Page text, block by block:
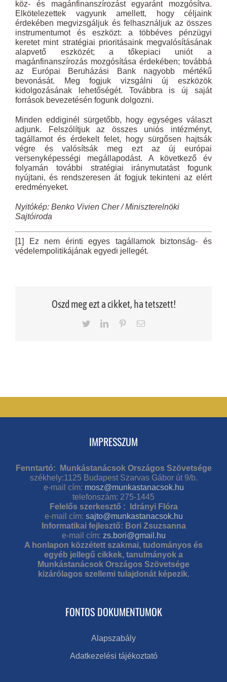
köz- és magánfinanszírozást egyaránt mozgósítva.
Elkötelezettek vagyunk amellett, hogy céljaink
érdekében megvizsgáljuk és felhasználjuk az összes
instrumentumot és eszközt: a többéves pénzügyi
keretet mint stratégiai prioritásaink megvalósításának
alapvető eszközét; a tőkepiaci uniót a
magánfinanszírozás mozgósítása érdekében; továbbá
az Európai Beruházási Bank nagyobb mértékű
bevonását. Meg fogjuk vizsgálni új eszközök
kidolgozásának lehetőségét. Továbbra is új saját
források bevezetésén fogunk dolgozni.
Minden eddiginél sürgetőbb, hogy egységes választ
adjunk. Felszólítjuk az összes uniós intézményt,
tagállamot és érdekelt felet, hogy sürgősen hajtsák
végre és valósítsák meg ezt az új európai
versenyképességi megállapodást. A következő év
folyamán további stratégiai iránymutatást fogunk
nyújtani, és rendszeresen át fogjuk tekinteni az elért
eredményeket.
Nyitókép: Benko Vivien Cher / Miniszterelnöki
Sajtóiroda
[1] Ez nem érinti egyes tagállamok biztonság- és
védelempolitikájának egyedi jellegét.
Oszd meg ezt a cikket, ha tetszett!
TwitterLinkedInPinterestEmail
IMPRESSZUM
Fenntartó: Munkástanácsok Országos Szövetsége
székhely:1125 Budapest Szarvas Gábor út 9/b.
e-mail cím: mosz@munkastanacsok.hu
telefonszám: 275-1445
Felelős szerkesztő : Idrányi Flóra
e-mail cím: sajto@munkastanacsok.hu
Informatikai fejlesztő: Bori Zsuzsanna
e-mail cím: zs.bori@gmail.hu
A honlapon közzétett szakmai, tudományos és
egyéb jellegű cikkek, tanulmányok a
Munkástanácsok Országos Szövetsége
kizárólagos szellemi tulajdonát képezik.
FONTOS DOKUMENTUMOK
Alapszabály
Adatkezelési tájékoztató